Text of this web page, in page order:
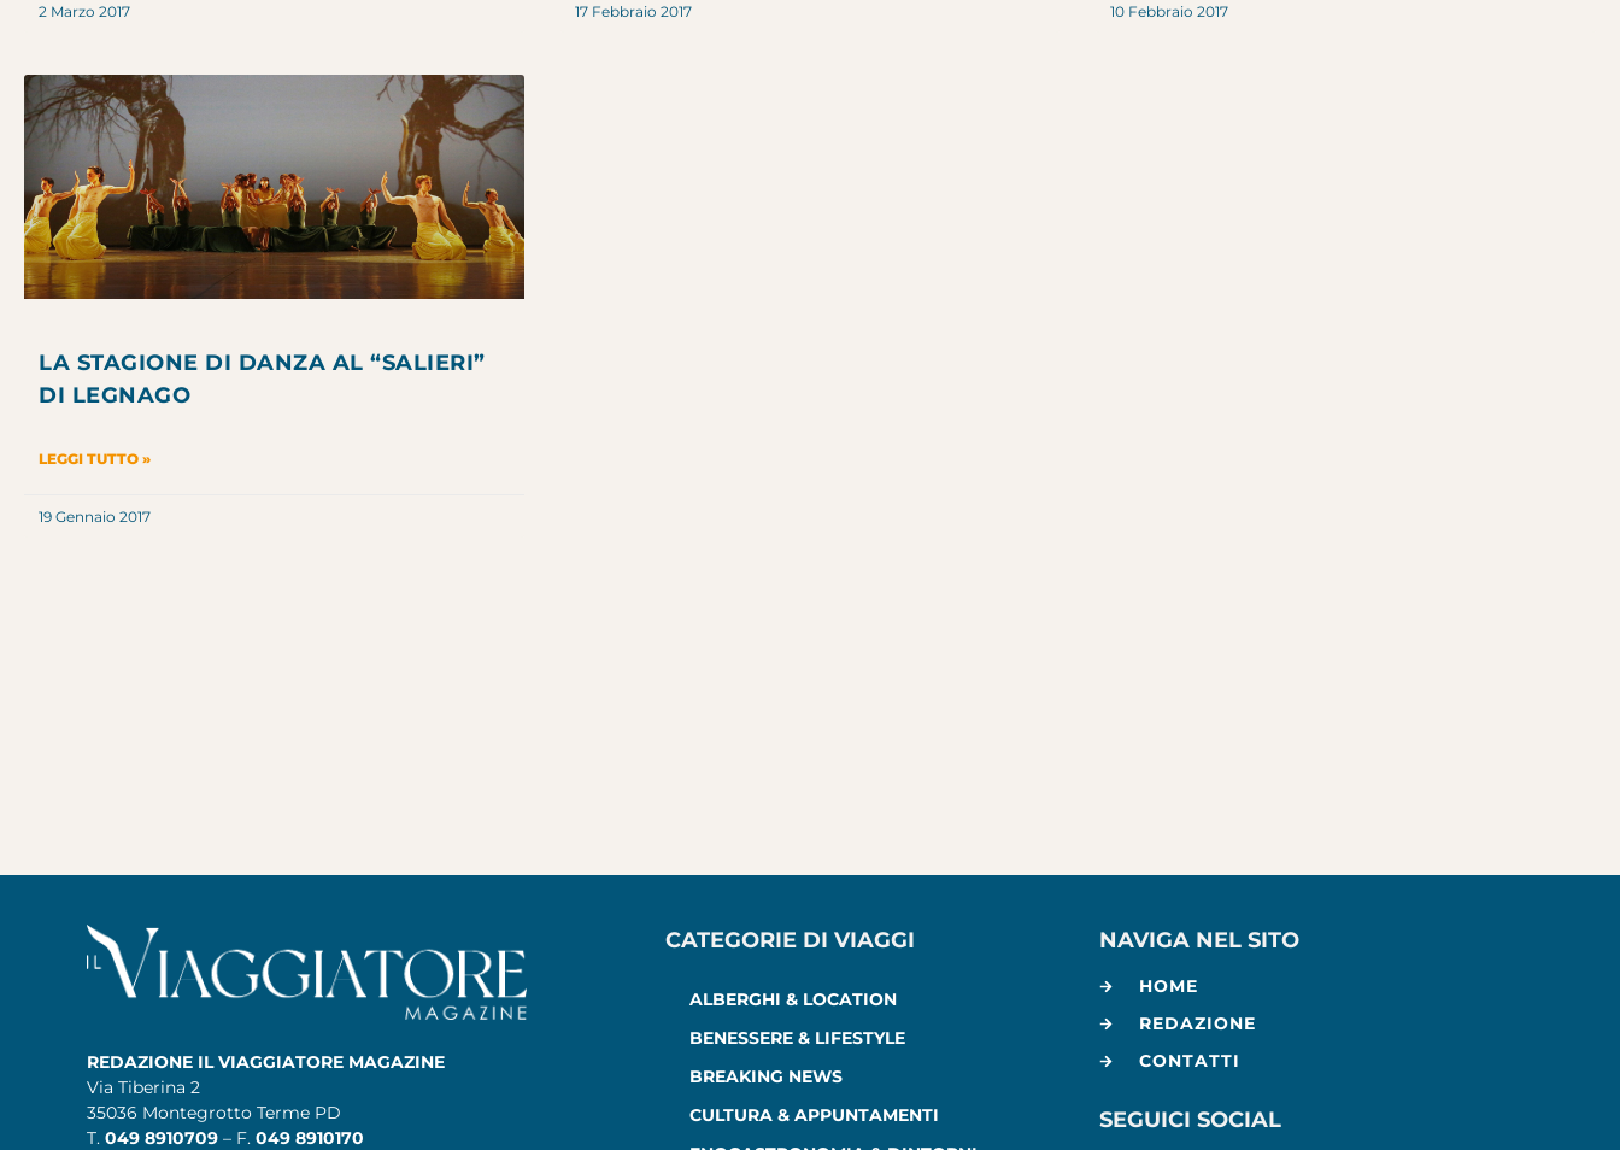
2 Marzo 2017 17 Febbraio 2017 10 Febbraio 2017
LA STAGIONE DI DANZA AL “SALIERI”
DI LEGNAGO
LEGGI TUTTO »
19 Gennaio 2017
REDAZIONE IL VIAGGIATORE MAGAZINE
Via Tiberina 2
35036 Montegrotto Terme PD
T. 049 8910709 – F. 049 8910170
CATEGORIE DI VIAGGI
ALBERGHI & LOCATION
BENESSERE & LIFESTYLE
BREAKING NEWS
CULTURA & APPUNTAMENTI
NAVIGA NEL SITO
HOME
REDAZIONE
CONTATTI
SEGUICI SOCIAL